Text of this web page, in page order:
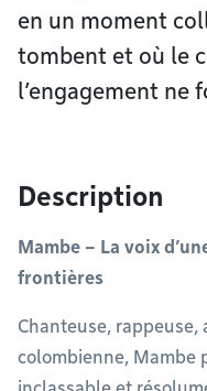
en un moment
tombent et où le
l’engagement ne
Description
Mambe – La voix
frontières
Chanteuse,
colombienne, Mambe